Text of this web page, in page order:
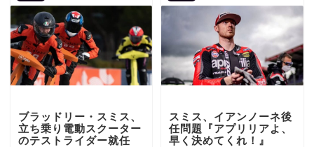
ブラッドリー・スミス、
立ち乗り電動スクーター
のテストライダー就任
スミス、イアンノーネ後
任問題『アプリリアよ、
早く決めてくれ！』